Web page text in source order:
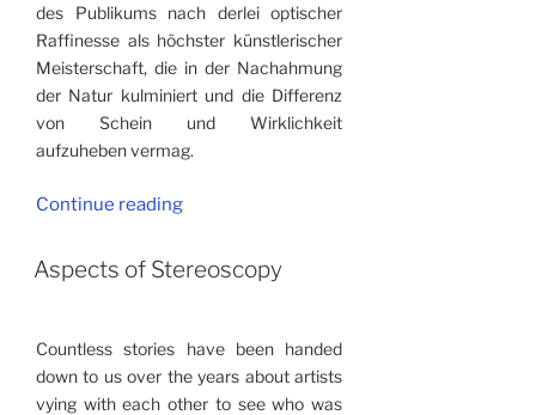
des Publikums nach derlei optischer
Raffinesse als höchster künstlerischer
Meisterschaft, die in der Nach­ahmung
der Natur kulminiert und die Differenz
von Schein und Wirklichkeit
aufzuheben vermag.
Continue reading“Aspekte
Stereoskopie”
Aspects of Stereoscopy
Countless stories have been handed
down to us over the years about artists
vying with each other to see who was